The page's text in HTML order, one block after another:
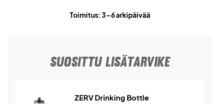
Toimitus: 3-6 arkipäivää
SUOSITTU LISÄTARVIKE
ZERV Drinking Bottle